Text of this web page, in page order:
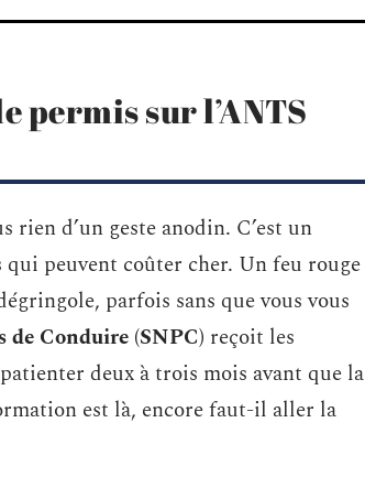
permis sur l’ANTS
d’un geste anodin. C’est un
peuvent coûter cher. Un feu rouge
parfois sans que vous vous
de Conduire (SNPC) reçoit les
deux à trois mois avant que la
est là, encore faut-il aller la